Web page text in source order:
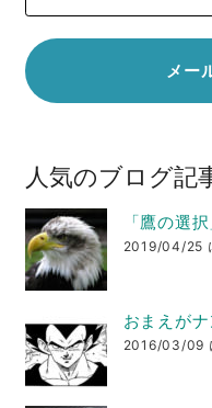
人気のブログ記
「鷹の選
2019/04/25
おまえが
2016/03/09